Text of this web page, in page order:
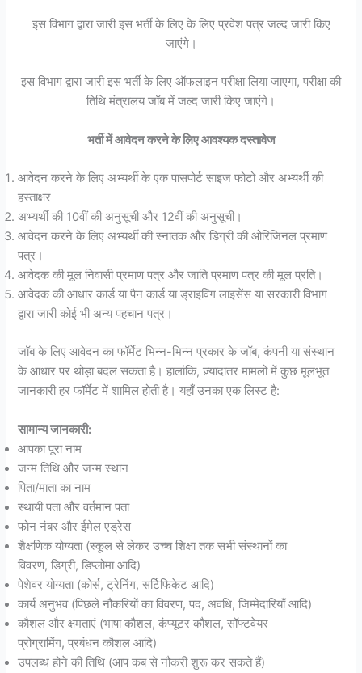
इस विभाग द्वारा जारी इस भर्ती के लिए के लिए प्रवेश पत्र जल्द जारी किए
जाएंगे।
इस विभाग द्वारा जारी इस भर्ती के लिए ऑफलाइन परीक्षा लिया जाएगा, परीक्षा की
तिथि मंत्रालय जॉब में जल्द जारी किए जाएंगे।
भर्ती में आवेदन करने के लिए आवश्यक दस्तावेज
आवेदन करने के लिए अभ्यर्थी के एक पासपोर्ट साइज फोटो और अभ्यर्थी की
हस्ताक्षर
अभ्यर्थी की 10वीं की अनुसूची और 12वीं की अनुसूची।
आवेदन करने के लिए अभ्यर्थी की स्नातक और डिग्री की ओरिजिनल प्रमाण
पत्र।
आवेदक की मूल निवासी प्रमाण पत्र और जाति प्रमाण पत्र की मूल प्रति।
आवेदक की आधार कार्ड या पैन कार्ड या ड्राइविंग लाइसेंस या सरकारी विभाग
द्वारा जारी कोई भी अन्य पहचान पत्र।
जॉब के लिए आवेदन का फॉर्मेट भिन्न-भिन्न प्रकार के जॉब, कंपनी या संस्थान
के आधार पर थोड़ा बदल सकता है। हालांकि, ज़्यादातर मामलों में कुछ मूलभूत
जानकारी हर फॉर्मेट में शामिल होती है। यहाँ उनका एक लिस्ट है:
सामान्य जानकारी:
आपका पूरा नाम
जन्म तिथि और जन्म स्थान
पिता/माता का नाम
स्थायी पता और वर्तमान पता
फोन नंबर और ईमेल एड्रेस
शैक्षणिक योग्यता (स्कूल से लेकर उच्च शिक्षा तक सभी संस्थानों का
विवरण, डिग्री, डिप्लोमा आदि)
पेशेवर योग्यता (कोर्स, ट्रेनिंग, सर्टिफिकेट आदि)
कार्य अनुभव (पिछले नौकरियों का विवरण, पद, अवधि, जिम्मेदारियाँ आदि)
कौशल और क्षमताएं (भाषा कौशल, कंप्यूटर कौशल, सॉफ्टवेयर
प्रोग्रामिंग, प्रबंधन कौशल आदि)
उपलब्ध होने की तिथि (आप कब से नौकरी शुरू कर सकते हैं)